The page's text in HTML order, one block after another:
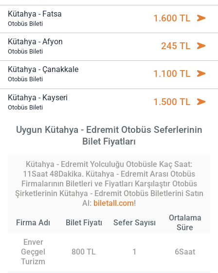
Kütahya - Fatsa
Otobüs Bileti 1.600 TL
Kütahya - Afyon
Otobüs Bileti 245 TL
Kütahya - Çanakkale
Otobüs Bileti 1.100 TL
Kütahya - Kayseri
Otobüs Bileti 1.500 TL
Uygun Kütahya - Edremit Otobüs Seferlerinin
Bilet Fiyatları
Kütahya - Edremit Yolculuğu Otobüsle Kaç Saat:
11Saat 48Dakika. Kütahya - Edremit Arası Otobüs
Firmalarının Biletleri ve Fiyatları Karşılaştır Otobüs
Şirketlerinin Kütahya - Edremit Otobüs Biletlerini Satın
Al: biletall.com!
Firma Adı Bilet Fiyatı Sefer Sayısı
Ortalama
Süre
Enver
Geçgel
Turizm
800 TL 1 6Saat